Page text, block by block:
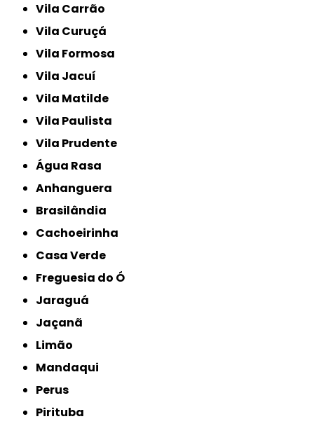
Vila Carrão
Vila Curuçá
Vila Formosa
Vila Jacuí
Vila Matilde
Vila Paulista
Vila Prudente
Água Rasa
Anhanguera
Brasilândia
Cachoeirinha
Casa Verde
Freguesia do Ó
Jaraguá
Jaçanã
Limão
Mandaqui
Perus
Pirituba